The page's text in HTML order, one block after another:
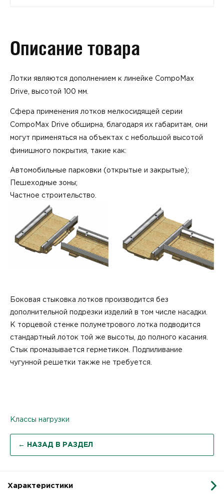
Описание товара
Лотки являются дополнением к линейке CompoMax
Drive, высотой 100 мм.
Сфера применения лотков мелкосидящей серии
CompoMax Drive обширна, благодаря их габаритам, они
могут применяться на объектах с небольшой высотой
финишного покрытия, такие как:
Автомобильные парковки (открытые и закрытые);
Пешеходные зоны;
Частное строительство.
Боковая стыковка лотков производится без
дополнительной подрезки изделий в том числе насадки.
К торцевой стенке полуметрового лотка подводится
стандартный лоток той же высоты, до полного касания.
Стык промазывается герметиком. Подпиливание
чугунной решетки также не требуется.
Классы нагрузки
← НАЗАД В РАЗДЕЛ
Характеристики